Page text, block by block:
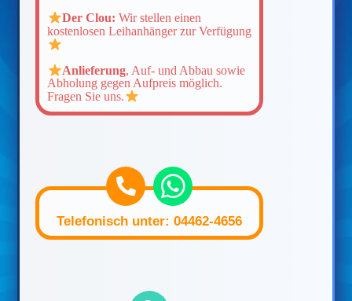
Der Clou: Wir stellen einen
kostenlosen Leihanhänger zur Verfügung
Anlieferung, Auf- und Abbau sowie
Abholung gegen Aufpreis möglich.
Fragen Sie uns.
Telefonisch unter: 04462-4656